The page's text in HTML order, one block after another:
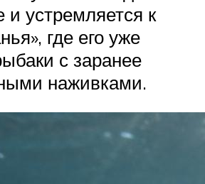
устремляется к
где его уже
с заранее
наживками.